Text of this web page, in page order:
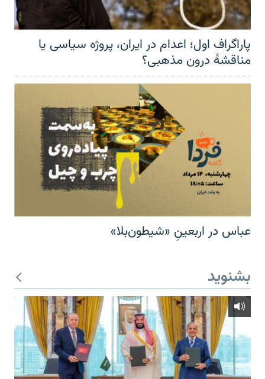
پاراگراف اول؛ اعدام در ایران، پروژه سیاسی یا
مناقشهٔ درون مذهبی؟
عباس در اربعینِ «شیطون‌بلا»
بشنوید